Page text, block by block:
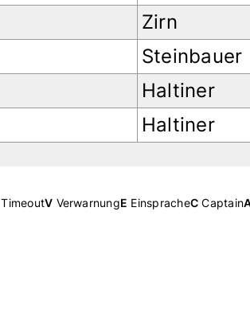
Zirn
Steinbauer
Haltiner
Haltiner
TimeoutV VerwarnungE EinspracheC Captain